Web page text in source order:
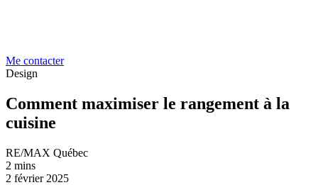
Me contacter
Design
Comment maximiser le rangement à la
cuisine
RE/MAX Québec
2 mins
2 février 2025